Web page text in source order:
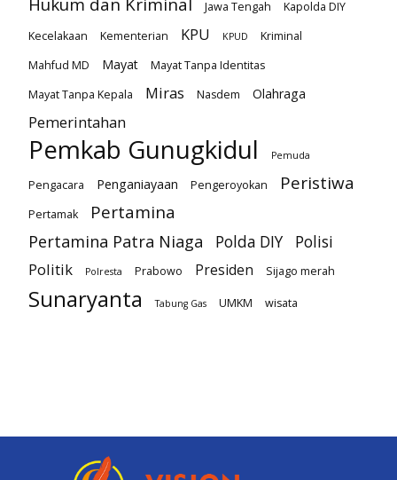
Hukum dan Kriminal Jawa Tengah
Kapolda DIY
Kecelakaan
Kementerian KPU KPUD
Kriminal
Mahfud MD
Mayat
Mayat Tanpa Identitas
Mayat Tanpa Kepala
Miras Nasdem Olahraga
Pemerintahan
Pemkab Gunugkidul Pemuda
Pengacara Penganiayaan Pengeroyokan Peristiwa
Pertamak Pertamina
Pertamina Patra Niaga Polda DIY
Polisi
Politik
Polresta Prabowo Presiden Sijago merah
Sunaryanta Tabung Gas UMKM wisata